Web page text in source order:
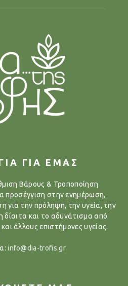
ΓΙΑ ΕΜΑΣ
Βάρους & Τροποποίηση
προσέγγιση στην ενημέρωση,
για την πρόληψη, την υγεία, την
δίαιτα και το αδυνάτισμα από
και άλλους επιστήμονες υγείας.
info@dia-trofis.gr